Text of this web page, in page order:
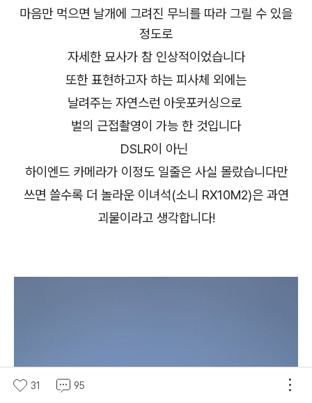
마음만 먹으면 날개에 그려진 무늬를 따라 그릴 수 있을
정도로
자세한 묘사가 참 인상적이었습니다
또한 표현하고자 하는 피사체 외에는
날려주는 자연스런 아웃포커싱으로
벌의 근접촬영이 가능 한 것입니다
DSLR이 아닌
하이엔드 카메라가 이정도 일줄은 사실 몰랐습니다만
쓰면 쓸수록 더 놀라운 이녀석(소니 RX10M2)은 과연
괴물이라고 생각합니다!
31 95